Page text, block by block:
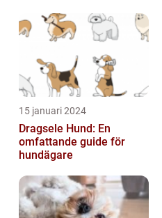
15 januari 2024
Dragsele Hund: En
omfattande guide för
hundägare